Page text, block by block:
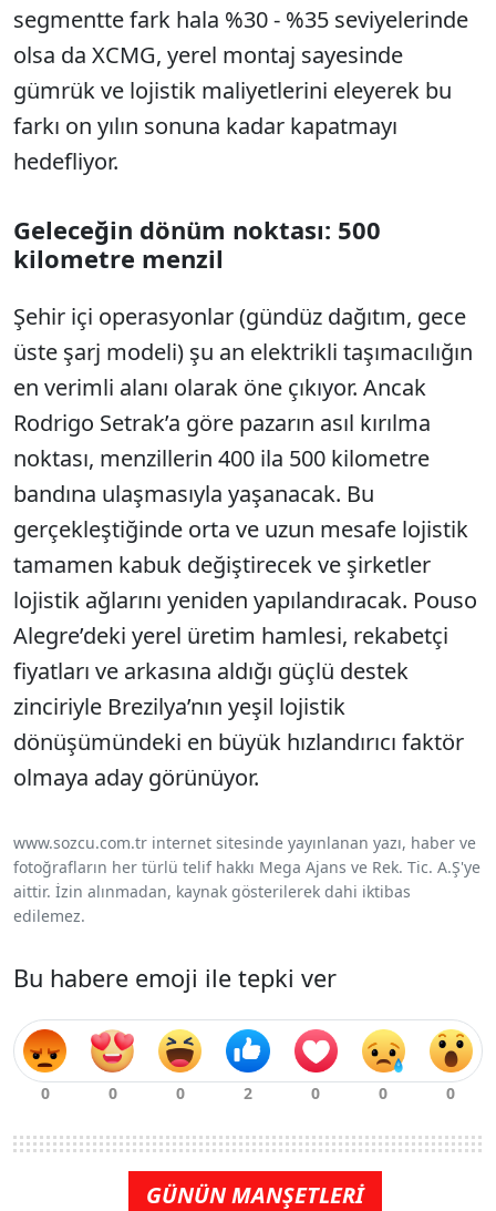
segmentte fark hala %30 - %35 seviyelerinde
olsa da XCMG, yerel montaj sayesinde
gümrük ve lojistik maliyetlerini eleyerek bu
farkı on yılın sonuna kadar kapatmayı
hedefliyor.
Geleceğin dönüm noktası: 500
kilometre menzil
Şehir içi operasyonlar (gündüz dağıtım, gece
üste şarj modeli) şu an elektrikli taşımacılığın
en verimli alanı olarak öne çıkıyor. Ancak
Rodrigo Setrak’a göre pazarın asıl kırılma
noktası, menzillerin 400 ila 500 kilometre
bandına ulaşmasıyla yaşanacak. Bu
gerçekleştiğinde orta ve uzun mesafe lojistik
tamamen kabuk değiştirecek ve şirketler
lojistik ağlarını yeniden yapılandıracak. Pouso
Alegre’deki yerel üretim hamlesi, rekabetçi
fiyatları ve arkasına aldığı güçlü destek
zinciriyle Brezilya’nın yeşil lojistik
dönüşümündeki en büyük hızlandırıcı faktör
olmaya aday görünüyor.
www.sozcu.com.tr internet sitesinde yayınlanan yazı, haber ve
fotoğrafların her türlü telif hakkı Mega Ajans ve Rek. Tic. A.Ş'ye
aittir. İzin alınmadan, kaynak gösterilerek dahi iktibas
edilemez.
Bu habere emoji ile tepki ver
GÜNÜN MANŞETLERİ